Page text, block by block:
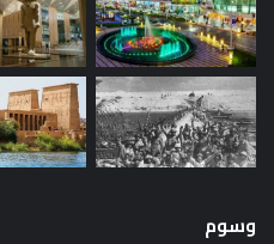
وسوم